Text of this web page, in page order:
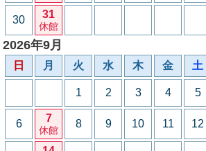
30 31
休館
2026年9月
日 月 火 水 木 金 土
1 2 3 4 5
6 7
休館
8 9 10 11 12